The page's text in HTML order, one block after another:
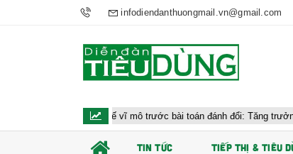
infodiendanthuongmail.vn@gmail.com
hành kinh tế vĩ mô trước bài toán đánh đổi: Tăng trưởng nhanh và
TIN TỨC TIẾP THỊ & TIÊU